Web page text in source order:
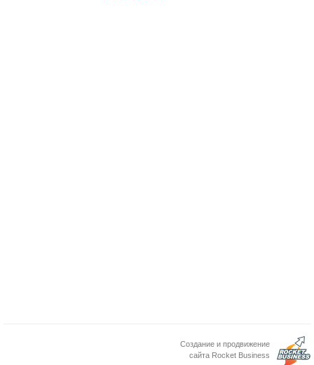
Создание и продвижение
сайта Rocket Business